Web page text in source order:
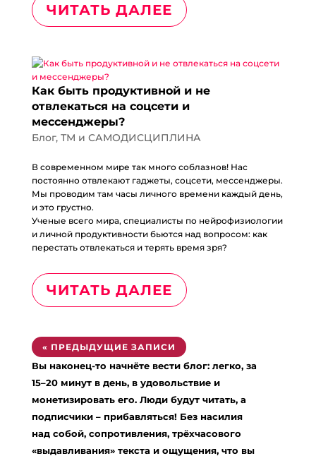
ЧИТАТЬ ДАЛЕЕ
Как быть продуктивной и не
отвлекаться на соцсети и
мессенджеры?
Блог, ТМ и САМОДИСЦИПЛИНА
В современном мире так много соблазнов! Нас
постоянно отвлекают гаджеты, соцсети, мессенджеры.
Мы проводим там часы личного времени каждый день,
и это грустно.
Ученые всего мира, специалисты по нейрофизиологии
и личной продуктивности бьются над вопросом: как
перестать отвлекаться и терять время зря?
ЧИТАТЬ ДАЛЕЕ
« ПРЕДЫДУЩИЕ ЗАПИСИ
Вы наконец-то начнёте вести блог: легко, за
15–20 минут в день, в удовольствие и
монетизировать его. Люди будут читать, а
подписчики – прибавляться! Без насилия
над собой, сопротивления, трёхчасового
«выдавливания» текста и ощущения, что вы